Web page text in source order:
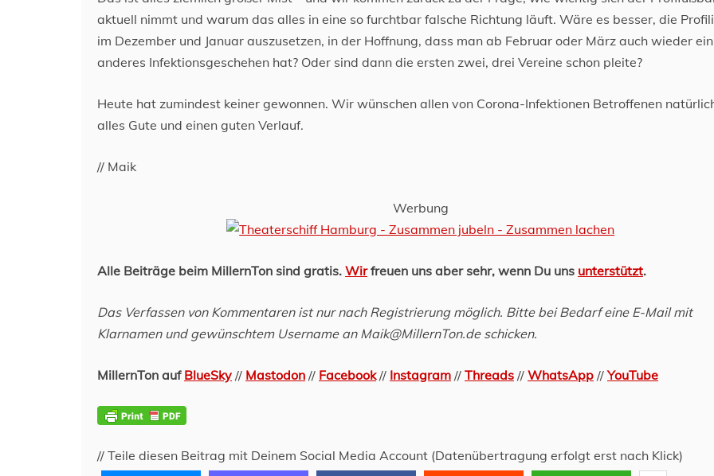
aktuell nimmt und warum das alles in eine so furchtbar falsche Richtung läuft. Wäre es besser, die
im Dezember und Januar auszusetzen, in der Hoffnung, dass man ab Februar oder März auch wieder ein
anderes Infektionsgeschehen hat? Oder sind dann die ersten zwei, drei Vereine schon pleite?
Heute hat zumindest keiner gewonnen. Wir wünschen allen von Corona-Infektionen Betroffenen
alles Gute und einen guten Verlauf.
// Maik
Werbung
Alle Beiträge beim MillernTon sind gratis. Wirfreuen uns aber sehr, wenn Du uns unterstützt.
Das Verfassen von Kommentaren ist nur nach Registrierung möglich. Bitte bei Bedarf eine E-Mail mit
Klarnamen und gewünschtem Username an Maik@MillernTon.de schicken.
MillernTon auf BlueSky // Mastodon // Facebook// Instagram // Threads // WhatsApp //YouTube
// Teile diesen Beitrag mit Deinem Social Media Account (Datenübertragung erfolgt erst nach Klick)